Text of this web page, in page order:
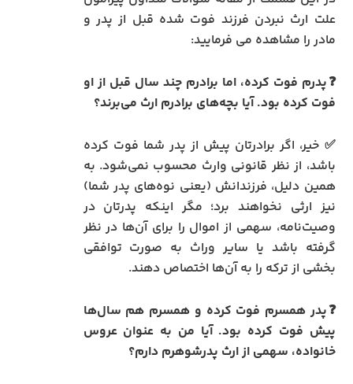
علت ارث نبردن فرزند فوت شده قبل از پدر و
مادر را مشاهده می فرمایید:
❓پدرم فوت کرده، اما برادرم چند سال قبل از او
فوت کرده بود. آیا بچه‌های برادرم ارث می‌برند؟
✅ خیر، اگر برادرتان پیش از پدر شما فوت کرده
باشد، از نظر قانونی وارث محسوب نمی‌شود. به
همین دلیل، فرزندانش (یعنی نوه‌های پدر شما)
نیز ارثی نخواهند برد؛ مگر اینکه پدرتان در
وصیت‌نامه، سهمی از اموال را برای آن‌ها در نظر
گرفته باشد یا سایر وراث به صورت توافقی
بخشی از ترکه را به آن‌ها اختصاص دهند.
❓پدر همسرم فوت کرده و همسرم هم سال‌ها
پیش فوت کرده بود. آیا من به عنوان عروس
خانواده، سهمی از ارث پدرشوهرم دارم؟